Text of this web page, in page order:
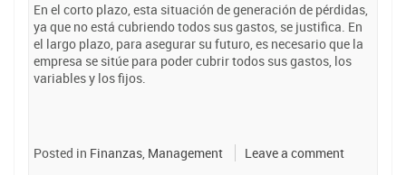
En el corto plazo, esta situación de generación de pérdidas,
ya que no está cubriendo todos sus gastos, se justifica. En
el largo plazo, para asegurar su futuro, es necesario que la
empresa se sitúe para poder cubrir todos sus gastos, los
variables y los fijos.
Posted in Finanzas Management Leave a comment